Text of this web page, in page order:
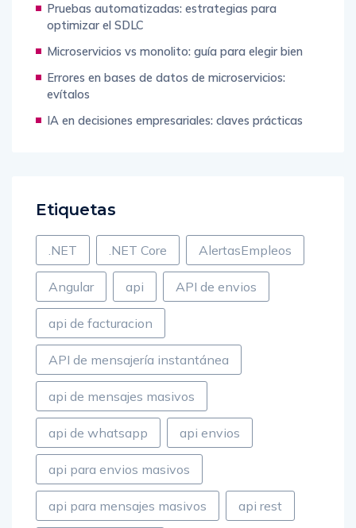
Pruebas automatizadas: estrategias para
optimizar el SDLC
Microservicios vs monolito: guía para elegir bien
Errores en bases de datos de microservicios:
evítalos
IA en decisiones empresariales: claves prácticas
Etiquetas
.NET .NET Core AlertasEmpleos
Angular api API de envios
api de facturacion
API de mensajería instantánea
api de mensajes masivos
api de whatsapp api envios
api para envios masivos
api para mensajes masivos api rest